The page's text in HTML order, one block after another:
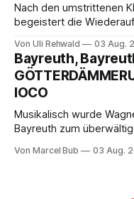
Nach den umstrittenen
begeistert die
Musik und einem neuen
Nicholas Brownlee
Bayreuther Festspiele
Von Uli Rehwald 03 Aug.
Bayreuth,
IOCO
Musikalisch wurde
Bayreuth zum
exzellentes
Von Marcel Bub 03 Aug.